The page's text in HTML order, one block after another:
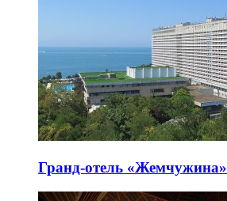
Гранд-отель «Жемчужина»